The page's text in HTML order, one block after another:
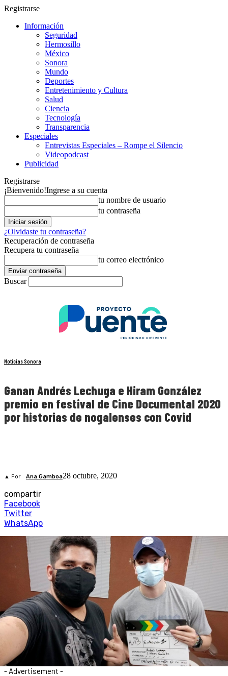
Registrarse
Información
Seguridad
Hermosillo
México
Sonora
Mundo
Deportes
Entretenimiento y Cultura
Salud
Ciencia
Tecnología
Transparencia
Especiales
Entrevistas Especiales – Rompe el Silencio
Videopodcast
Publicidad
Registrarse
¡Bienvenido!Ingrese a su cuenta
tu nombre de usuario
tu contraseña
¿Olvidaste tu contraseña?
Recuperación de contraseña
Recupera tu contraseña
tu correo electrónico
Buscar
Noticias Sonora
Ganan Andrés Lechuga e Hiram González
premio en festival de Cine Documental 2020
por historias de nogalenses con Covid
▲ Por Ana Gamboa28 octubre, 2020
compartir
Facebook
Twitter
WhatsApp
- Advertisement -